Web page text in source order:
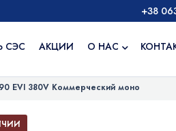
+38
СЭС АКЦИИ О НАС
EVI 380V Коммерческий моно